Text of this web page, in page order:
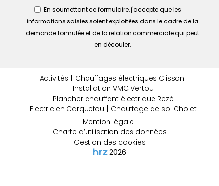
En soumettant ce formulaire, j'accepte que les
informations saisies soient exploitées dans le cadre de la
demande formulée et de la relation commerciale qui peut
en découler.
Activités
Chauffages électriques Clisson
Installation VMC Vertou
Plancher chauffant électrique Rezé
Electricien Carquefou
Chauffage de sol Cholet
Mention légale
Charte d’utilisation des données
Gestion des cookies
2026